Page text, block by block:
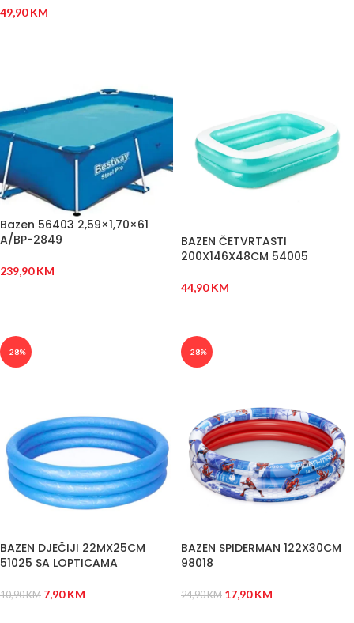
49,90KM
Bazen 56403 2,59×1,70×61
A/BP-2849
239,90KM
BAZEN ČETVRTASTI
200X146X48CM 54005
44,90KM
-28%
BAZEN DJEČIJI 22MX25CM
51025 SA LOPTICAMA
10,90KM 7,90KM
-28%
BAZEN SPIDERMAN 122X30CM
98018
24,90KM 17,90KM